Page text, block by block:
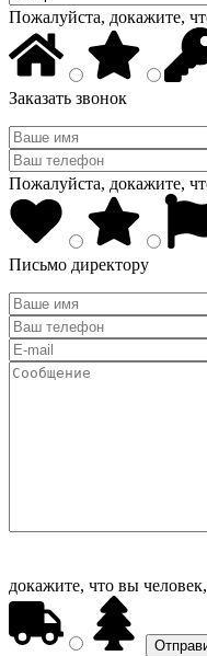
Пожалуйста, докажите,
Заказать звонок
Пожалуйста, докажите,
Письмо директору
докажите, что вы